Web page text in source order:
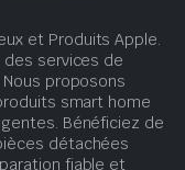
et Produits Apple.
des services de
proposons
smart home
Bénéficiez de
détachées
fiable et